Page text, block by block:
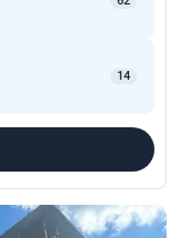
14